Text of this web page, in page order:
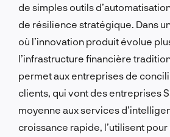
de simples outils
de résilience stratégique. Dans
où l’innovation produit évolue
l’infrastructure financière
permet aux entreprises de
clients, qui vont des entreprises
moyenne aux services
croissance rapide, l’utilisent